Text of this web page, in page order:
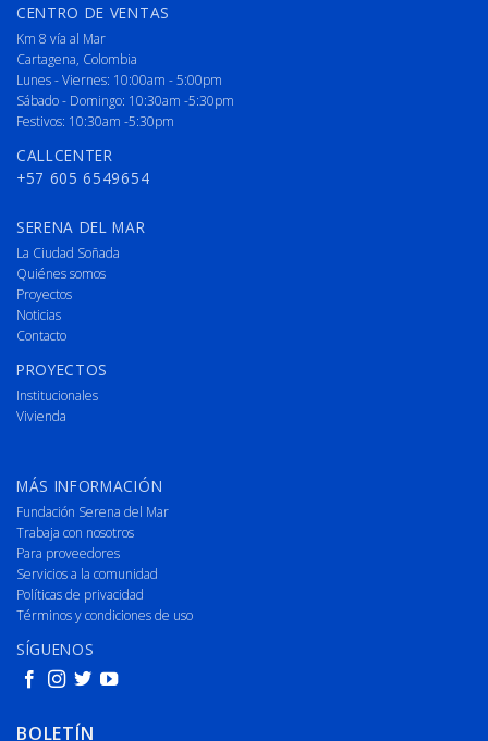
CENTRO DE VENTAS
Km 8 vía al Mar
Cartagena, Colombia
Lunes - Viernes: 10:00am - 5:00pm
Sábado - Domingo: 10:30am -5:30pm
Festivos: 10:30am -5:30pm
CALLCENTER
+57 605 6549654
SERENA DEL MAR
La Ciudad Soñada
Quiénes somos
Proyectos
Noticias
Contacto
PROYECTOS
Institucionales
Vivienda
MÁS INFORMACIÓN
Fundación Serena del Mar
Trabaja con nosotros
Para proveedores
Servicios a la comunidad
Políticas de privacidad
Términos y condiciones de uso
SÍGUENOS
BOLETÍN